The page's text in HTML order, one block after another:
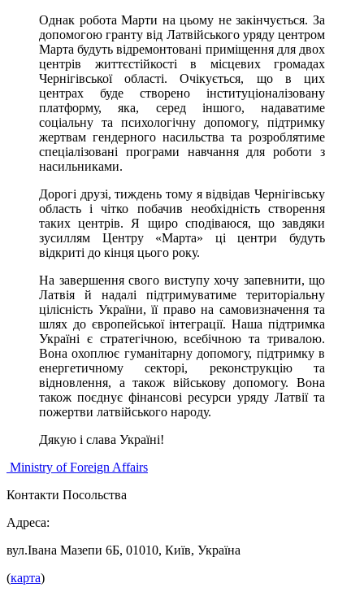
Однак робота Марти на цьому не закінчується. За
допомогою гранту від Латвійського уряду центром
Марта будуть відремонтовані приміщення для двох
центрів життєстійкості в місцевих громадах
Чернігівської області. Очікується, що в цих
центрах буде створено інституціоналізовану
платформу, яка, серед іншого, надаватиме
соціальну та психологічну допомогу, підтримку
жертвам гендерного насильства та розроблятиме
спеціалізовані програми навчання для роботи з
насильниками.
Дорогі друзі, тиждень тому я відвідав Чернігівську
область і чітко побачив необхідність створення
таких центрів. Я щиро сподіваюся, що завдяки
зусиллям Центру «Марта» ці центри будуть
відкриті до кінця цього року.
На завершення свого виступу хочу запевнити, що
Латвія й надалі підтримуватиме територіальну
цілісність України, її право на самовизначення та
шлях до європейської інтеграції. Наша підтримка
Україні є стратегічною, всебічною та тривалою.
Вона охоплює гуманітарну допомогу, підтримку в
енергетичному секторі, реконструкцію та
відновлення, а також військову допомогу. Вона
також поєднує фінансові ресурси уряду Латвії та
пожертви латвійського народу.
Дякую і слава Україні!
Ministry of Foreign Affairs
Контакти Посольства
Адреса:
вул.Івана Мазепи 6Б, 01010, Київ, Україна
(карта)